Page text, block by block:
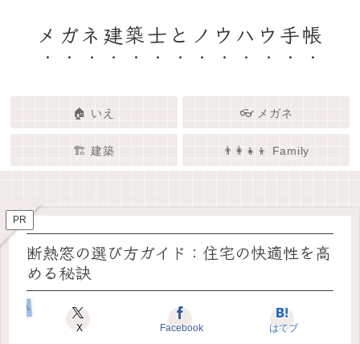
メガネ建築士とノウハウ手帳
🏠 いえ 👓 メガネ
🏗️ 建築 👨‍👩‍👧‍👦 Family
🏠✨ 建築士と考える「いい家」
👓✨ メガネの奥にある「わたし
🏗️✨ 建築 × エンタメで、暮らし
👨‍👩‍👧🌿 Family – 暮らしを育て
PR
断熱窓の選び方ガイド：住宅の快適性を高
める秘訣
いえのキホン
X Facebook はてブ